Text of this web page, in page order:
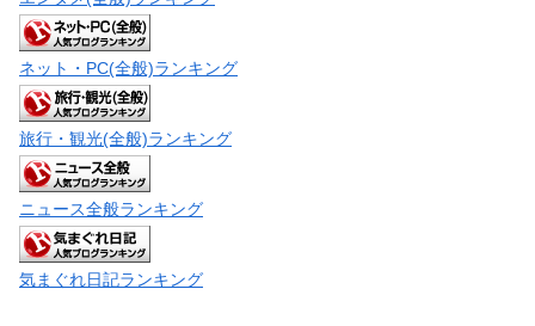
ネット・PC(全般)ランキング
旅行・観光(全般)ランキング
ニュース全般ランキング
気まぐれ日記ランキング